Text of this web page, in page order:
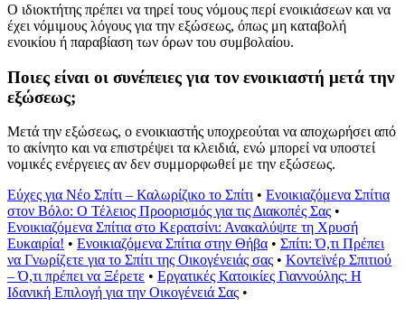
Ο ιδιοκτήτης πρέπει να τηρεί τους νόμους περί ενοικιάσεων και να
έχει νόμιμους λόγους για την εξώσεως, όπως μη καταβολή
ενοικίου ή παραβίαση των όρων του συμβολαίου.
Ποιες είναι οι συνέπειες για τον ενοικιαστή μετά την
εξώσεως;
Μετά την εξώσεως, ο ενοικιαστής υποχρεούται να αποχωρήσει από
το ακίνητο και να επιστρέψει τα κλειδιά, ενώ μπορεί να υποστεί
νομικές ενέργειες αν δεν συμμορφωθεί με την εξώσεως.
Εύχες για Νέο Σπίτι – Καλωρίζικο το Σπίτι • Ενοικιαζόμενα Σπίτια
στον Βόλο: Ο Τέλειος Προορισμός για τις Διακοπές Σας •
Ενοικιαζόμενα Σπίτια στο Κερατσίνι: Ανακαλύψτε τη Χρυσή
Ευκαιρία! • Ενοικιαζόμενα Σπίτια στην Θήβα • Σπίτι: Ό,τι Πρέπει
να Γνωρίζετε για το Σπίτι της Οικογένειάς σας • Κοντεϊνέρ Σπιτιού
– Ό,τι πρέπει να Ξέρετε • Εργατικές Κατοικίες Γιαννούλης: Η
Ιδανική Επιλογή για την Οικογένειά Σας •